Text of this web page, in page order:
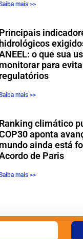
mais >>
Principais
hidrológicos
o que sua
monitorar para
regulatórios
mais >>
Ranking climático
aponta
mundo ainda está
de Paris
mais >>